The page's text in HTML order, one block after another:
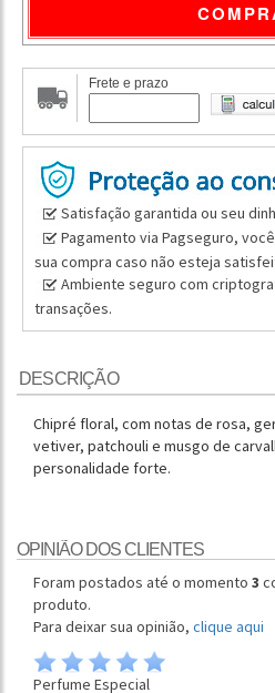
Frete e prazo
Satisfação garantida ou seu
Pagamento via Pagseguro,
sua compra caso não esteja
Ambiente seguro com
transações.
DESCRIÇÃO
Chipré floral, com notas de rosa,
vetiver, patchouli e musgo de
personalidade forte.
OPINIÃO DOS CLIENTES
Foram postados até o momento 3
produto.
Para deixar sua opinião, clique aqui
Perfume Especial